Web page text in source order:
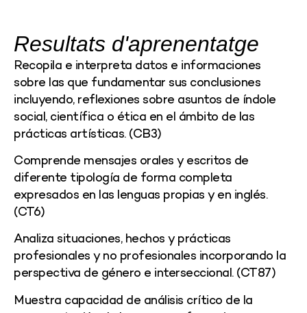
Resultats d'aprenentatge
Recopila e interpreta datos e informaciones
sobre las que fundamentar sus conclusiones
incluyendo, reflexiones sobre asuntos de índole
social, científica o ética en el ámbito de las
prácticas artísticas. (CB3)
Comprende mensajes orales y escritos de
diferente tipología de forma completa
expresados en las lenguas propias y en inglés.
(CT6)
Analiza situaciones, hechos y prácticas
profesionales y no profesionales incorporando la
perspectiva de género e interseccional. (CT87)
Muestra capacidad de análisis crítico de la